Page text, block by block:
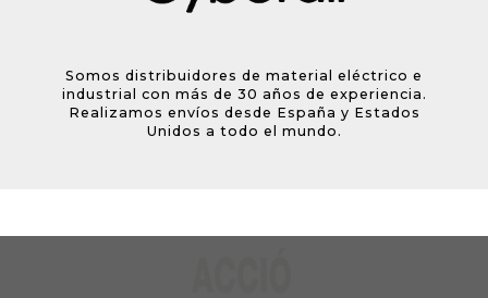
Somos distribuidores de material eléctrico e
industrial con más de 30 años de experiencia.
Realizamos envíos desde España y Estados
Unidos a todo el mundo.